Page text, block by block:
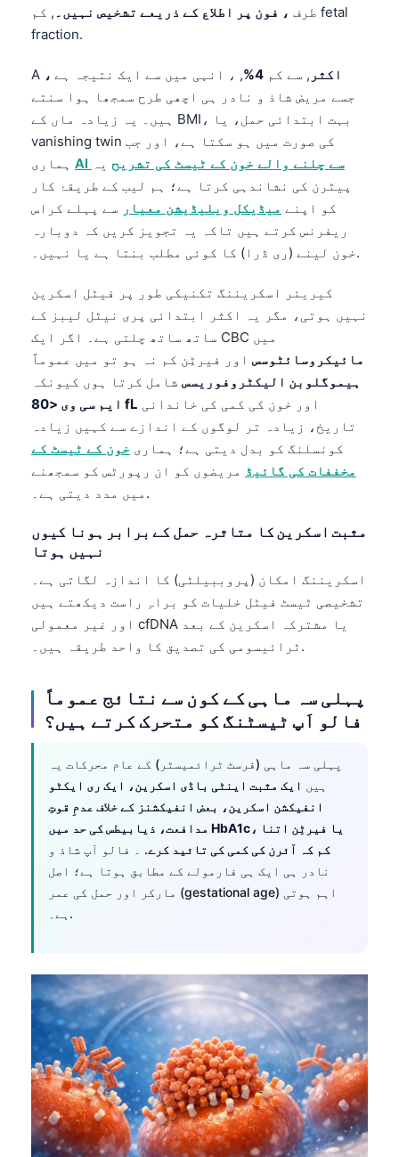
طرف ، فون پر اطلاع کے ذریعے تشخیص نہیں۔, کم fetal
fraction.
A ، اکثر , سے کم 4%
, ، انہی میں سے ایک نتیجہ ہے
جسے مریض شاذ و نادر ہی اچھی طرح سمجھا ہوا سنتے
ہیں۔ یہ زیادہ ماں کے BMI، بہت ابتدائی حمل، یا
vanishing twin کی صورت میں ہو سکتا ہے، اور جب
AI سے چلنے والے خون کے ٹیسٹ کی تشریح یہ
پیٹرن کی نشاندہی کرتا ہے؛ ہم لیب کے طریقۂ کار
کو اپنے میڈیکل ویلیڈیشن معیار سے پہلے کراس
ریفرنس کرتے ہیں تاکہ یہ تجویز کریں کہ دوبارہ
خون لینے (ری ڈرا) کا کوئی مطلب بنتا ہے یا نہیں۔.
کیریئر اسکریننگ تکنیکی طور پر فیٹل اسکرین
نہیں ہوتی، مگر یہ اکثر ابتدائی پری نیٹل لیبز کے
ساتھ ساتھ چلتی ہے۔ اگر ایک CBC میں
مائیکروسائٹوسس اور فیرٹِن کم نہ ہو تو میں عموماً
ہیموگلوبن الیکٹروفوریسس شامل کرتا ہوں کیونکہ
ایم سی وی <80 fL
تاریخ، زیادہ تر لوگوں کے اندازے سے کہیں زیادہ
کونسلنگ کو بدل دیتی ہے؛ ہماری خون کے ٹیسٹ کے
مخففات کی گائیڈ مریضوں کو ان رپورٹس کو سمجھنے
میں مدد دیتی ہے۔.
مثبت اسکرین کا متاثرہ حمل کے برابر ہونا کیوں
نہیں ہوتا
اسکریننگ امکان (پروببیلٹی) کا اندازہ لگاتی ہے۔
تشخیصی ٹیسٹ فیٹل خلیات کو براہِ راست دیکھتے ہیں
اور غیر معمولی cfDNA یا مشترکہ اسکرین کے بعد
ٹرائیسومی کی تصدیق کا واحد طریقہ ہیں۔.
پہلی سہ ماہی کے کون سے نتائج عموماً
فالو اَپ ٹیسٹنگ کو متحرک کرتے ہیں؟
پہلی سہ ماہی (فرسٹ ٹرائمیسٹر) کے عام محرکات یہ
ہیں ایک مثبت اینٹی باڈی اسکرین، ایک ری ایکٹو
انفیکشن اسکرین، بعض انفیکشنز کے خلاف عدمِ قوتِ
مدافعت، ذیابیطس کی حد میں HbA1c، یا فیرٹِن اتنا
کم کہ آئرن کی کمی کی تائید کرے. ۔ فالو اَپ شاذ و
نادر ہی ایک ہی فارمولے کے مطابق ہوتا ہے؛ اصل
مارکر اور حمل کی عمر (gestational age) اہم ہوتی
ہے۔.